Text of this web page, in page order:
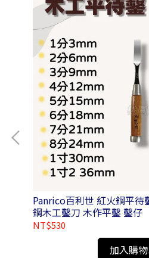
Panrico百利世 紅火鋼平待
鋼木工鑿刀 木作平鑿 鑿仔
NT$530
加入購